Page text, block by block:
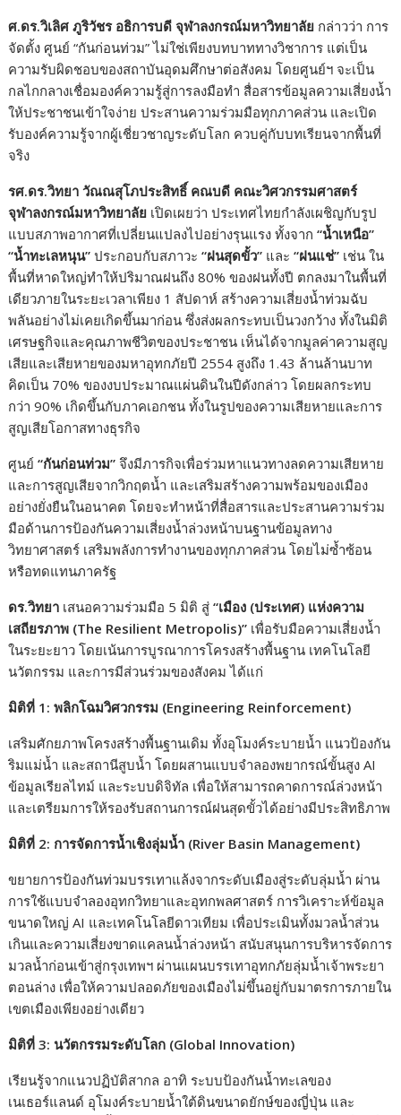
ศ.ดร.วิเลิศ ภูริวัชร อธิการบดี จุฬาลงกรณ์มหาวิทยาลัย กล่าวว่า การ
จัดตั้ง ศูนย์ “กันก่อนท่วม” ไม่ใช่เพียงบทบาททางวิชาการ แต่เป็น
ความรับผิดชอบของสถาบันอุดมศึกษาต่อสังคม โดยศูนย์ฯ จะเป็น
กลไกกลางเชื่อมองค์ความรู้สู่การลงมือทำ สื่อสารข้อมูลความเสี่ยงน้ำ
ให้ประชาชนเข้าใจง่าย ประสานความร่วมมือทุกภาคส่วน และเปิด
รับองค์ความรู้จากผู้เชี่ยวชาญระดับโลก ควบคู่กับบทเรียนจากพื้นที่
จริง
รศ.ดร.วิทยา วัณณสุโภประสิทธิ์ คณบดี คณะวิศวกรรมศาสตร์
จุฬาลงกรณ์มหาวิทยาลัย เปิดเผยว่า ประเทศไทยกำลังเผชิญกับรูป
แบบสภาพอากาศที่เปลี่ยนแปลงไปอย่างรุนแรง ทั้งจาก“น้ำเหนือ”
“น้ำทะเลหนุน” ประกอบกับสภาวะ“ฝนสุดขั้ว” และ“ฝนแช่” เช่น ใน
พื้นที่หาดใหญ่ทำให้ปริมาณฝนถึง 80% ของฝนทั้งปี ตกลงมาในพื้นที่
เดียวภายในระยะเวลาเพียง 1 สัปดาห์ สร้างความเสี่ยงน้ำท่วมฉับ
พลันอย่างไม่เคยเกิดขึ้นมาก่อน ซึ่งส่งผลกระทบเป็นวงกว้าง ทั้งในมิติ
เศรษฐกิจและคุณภาพชีวิตของประชาชน เห็นได้จากมูลค่าความสูญ
เสียและเสียหายของมหาอุทกภัยปี 2554 สูงถึง 1.43 ล้านล้านบาท
คิดเป็น 70% ของงบประมาณแผ่นดินในปีดังกล่าว โดยผลกระทบ
กว่า 90% เกิดขึ้นกับภาคเอกชน ทั้งในรูปของความเสียหายและการ
สูญเสียโอกาสทางธุรกิจ
ศูนย์“กันก่อนท่วม” จึงมีภารกิจเพื่อร่วมหาแนวทางลดความเสียหาย
และการสูญเสียจากวิกฤตน้ำ และเสริมสร้างความพร้อมของเมือง
อย่างยั่งยืนในอนาคต โดยจะทำหน้าที่สื่อสารและประสานความร่วม
มือด้านการป้องกันความเสี่ยงน้ำล่วงหน้าบนฐานข้อมูลทาง
วิทยาศาสตร์ เสริมพลังการทำงานของทุกภาคส่วน โดยไม่ซ้ำซ้อน
หรือทดแทนภาครัฐ
ดร.วิทยา เสนอความร่วมมือ 5 มิติ สู่“เมือง (ประเทศ) แห่งความ
เสถียรภาพ (The Resilient Metropolis)” เพื่อรับมือความเสี่ยงน้ำ
ในระยะยาว โดยเน้นการบูรณาการโครงสร้างพื้นฐาน เทคโนโลยี
นวัตกรรม และการมีส่วนร่วมของสังคม ได้แก่
มิติที่ 1: พลิกโฉมวิศวกรรม (Engineering Reinforcement)
เสริมศักยภาพโครงสร้างพื้นฐานเดิม ทั้งอุโมงค์ระบายน้ำ แนวป้องกัน
ริมแม่น้ำ และสถานีสูบน้ำ โดยผสานแบบจำลองพยากรณ์ขั้นสูง AI
ข้อมูลเรียลไทม์ และระบบดิจิทัล เพื่อให้สามารถคาดการณ์ล่วงหน้า
และเตรียมการให้รองรับสถานการณ์ฝนสุดขั้วได้อย่างมีประสิทธิภาพ
มิติที่ 2: การจัดการน้ำเชิงลุ่มน้ำ (River Basin Management)
ขยายการป้องกันท่วมบรรเทาแล้งจากระดับเมืองสู่ระดับลุ่มน้ำ ผ่าน
การใช้แบบจำลองอุทกวิทยาและอุทกพลศาสตร์ การวิเคราะห์ข้อมูล
ขนาดใหญ่ AI และเทคโนโลยีดาวเทียม เพื่อประเมินทั้งมวลน้ำส่วน
เกินและความเสี่ยงขาดแคลนน้ำล่วงหน้า สนับสนุนการบริหารจัดการ
มวลน้ำก่อนเข้าสู่กรุงเทพฯ ผ่านแผนบรรเทาอุทกภัยลุ่มน้ำเจ้าพระยา
ตอนล่าง เพื่อให้ความปลอดภัยของเมืองไม่ขึ้นอยู่กับมาตรการภายใน
เขตเมืองเพียงอย่างเดียว
มิติที่ 3: นวัตกรรมระดับโลก (Global Innovation)
เรียนรู้จากแนวปฏิบัติสากล อาทิ ระบบป้องกันน้ำทะเลของ
เนเธอร์แลนด์ อุโมงค์ระบายน้ำใต้ดินขนาดยักษ์ของญี่ปุ่น และ